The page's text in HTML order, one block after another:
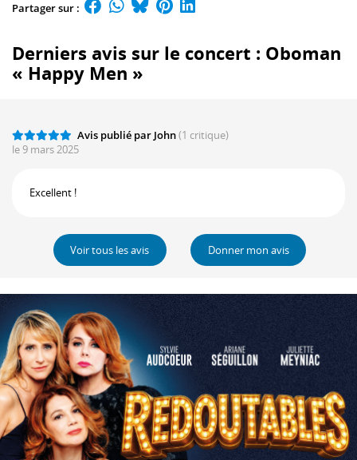
Partager sur :
Derniers avis sur le concert : Oboman
« Happy Men »
Avis publié par John(1 critique)
le 9 mars 2025
Excellent !
Voir tous les avis Donner mon avis